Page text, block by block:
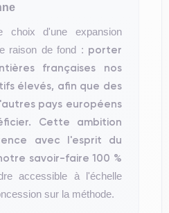
choix d'une expansion
raison de fond : porter
françaises nos
élevés, afin que des
pays européens
Cette ambition
avec l'esprit du
savoir-faire 100 %
accessible à l'échelle
sur la méthode.